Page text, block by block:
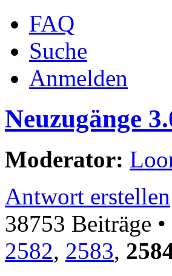
FAQ
Suche
Anmelden
Neuzugänge
Moderator:
Antwort erstellen
38753 Beiträge •
2582, 2583,